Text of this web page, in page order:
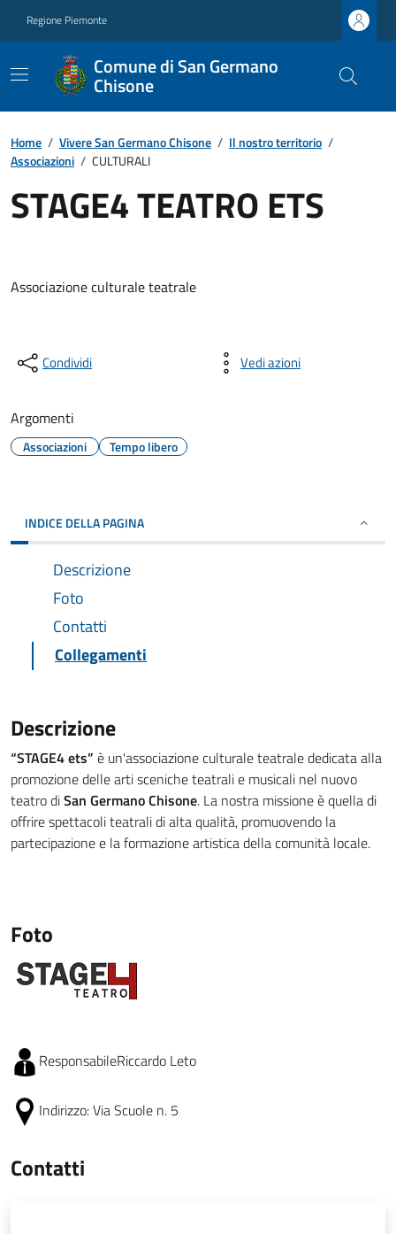
Regione Piemonte
Comune di San Germano
Chisone
Home / Vivere San Germano Chisone / Il nostro territorio /
Associazioni / CULTURALI
STAGE4 TEATRO ETS
Associazione culturale teatrale
Condividi Vedi azioni
Argomenti
Associazioni Tempo libero
INDICE DELLA PAGINA
Descrizione
Foto
Contatti
Collegamenti
Descrizione
“STAGE4 ets” è un'associazione culturale teatrale dedicata alla
promozione delle arti sceniche teatrali e musicali nel nuovo
teatro diSan Germano Chisone. La nostra missione è quella di
offrire spettacoli teatrali di alta qualità, promuovendo la
partecipazione e la formazione artistica della comunità locale.
Foto
ResponsabileRiccardo Leto
Indirizzo:Via Scuole n. 5
Contatti